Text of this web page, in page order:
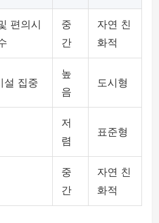
편의시
중
간
자연 친
화적
설 집중
높
음
도시형
저
렴
표준형
중
간
자연 친
화적